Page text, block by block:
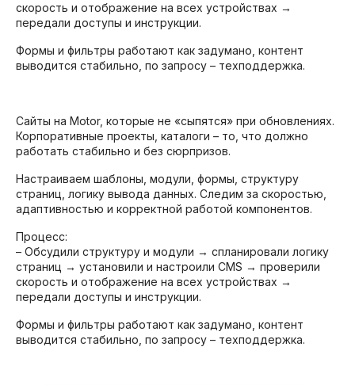
скорость и отображение на всех устройствах →
передали доступы и инструкции.
Формы и фильтры работают как задумано, контент
выводится стабильно, по запросу – техподдержка.
Сайты на Motor, которые не «сыпятся» при обновлениях.
Корпоративные проекты, каталоги – то, что должно
работать стабильно и без сюрпризов.
Настраиваем шаблоны, модули, формы, структуру
страниц, логику вывода данных. Следим за скоростью,
адаптивностью и корректной работой компонентов.
Процесс:
– Обсудили структуру и модули → спланировали логику
страниц → установили и настроили CMS → проверили
скорость и отображение на всех устройствах →
передали доступы и инструкции.
Формы и фильтры работают как задумано, контент
выводится стабильно, по запросу – техподдержка.